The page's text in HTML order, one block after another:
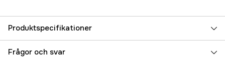
Produktspecifikationer
Drifttyp Batteridriven
Frågor och svar